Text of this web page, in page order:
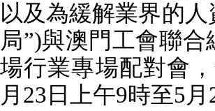
以及為緩解業界的
局”)與澳門工會聯合
場行業專場配對會
月 23 日上午9時至5月